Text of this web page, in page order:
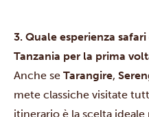
3. Quale esperienza
Tanzania per la prima
Anche se Tarangire,
mete classiche visitate
itinerario è la scelta